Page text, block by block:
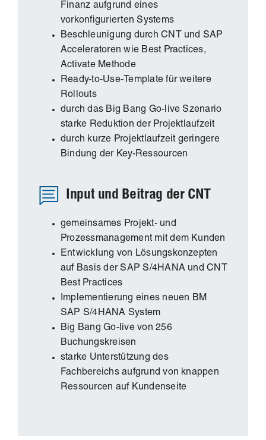
Finanz aufgrund eines
vorkonfigurierten Systems
Beschleunigung durch CNT und SAP
Acceleratoren wie Best Practices,
Activate Methode
Ready-to-Use-Template für weitere
Rollouts
durch das Big Bang Go-live Szenario
starke Reduktion der Projektlaufzeit
durch kurze Projektlaufzeit geringere
Bindung der Key-Ressourcen
Input und Beitrag der CNT
gemeinsames Projekt- und
Prozessmanagement mit dem Kunden
Entwicklung von Lösungskonzepten
auf Basis der SAP S/4HANA und CNT
Best Practices
Implementierung eines neuen BM
SAP S/4HANA System
Big Bang Go-live von 256
Buchungskreisen
starke Unterstützung des
Fachbereichs aufgrund von knappen
Ressourcen auf Kundenseite